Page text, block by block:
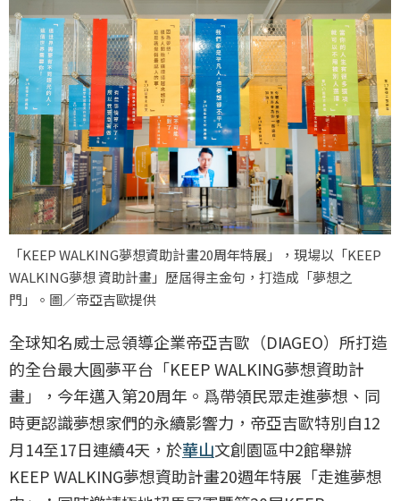
「KEEP WALKING夢想資助計畫20周年特展」，現場以「KEEP
WALKING夢想 資助計畫」歷屆得主金句，打造成「夢想之
門」。圖／帝亞吉歐提供
全球知名威士忌領導企業帝亞吉歐（DIAGEO）所打造
的全台最大圓夢平台「KEEP WALKING夢想資助計
畫」，今年邁入第20周年。爲帶領民眾走進夢想、同
時更認識夢想家們的永續影響力，帝亞吉歐特別自12
月14至17日連續4天，於華山文創園區中2館舉辦
KEEP WALKING夢想資助計畫20週年特展「走進夢想